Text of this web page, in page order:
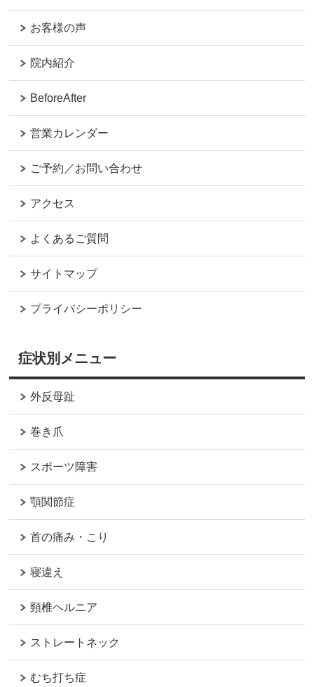
お客様の声
院内紹介
BeforeAfter
営業カレンダー
ご予約／お問い合わせ
アクセス
よくあるご質問
サイトマップ
プライバシーポリシー
症状別メニュー
外反母趾
巻き爪
スポーツ障害
顎関節症
首の痛み・こり
寝違え
頸椎ヘルニア
ストレートネック
むち打ち症